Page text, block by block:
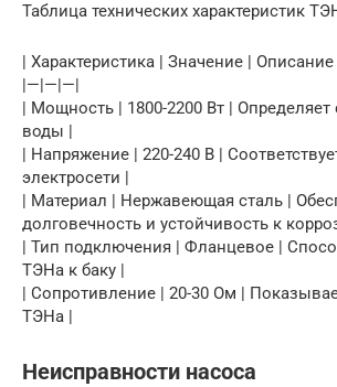
Таблица технических характеристик
| Характеристика | Значение | Описание
|—|—|—|
| Мощность | 1800-2200 Вт | Определяет
воды |
| Напряжение | 220-240 В |
электросети |
| Материал | Нержавеющая сталь |
долговечность и устойчивость к
| Тип подключения | Фланцевое |
ТЭНа к баку |
| Сопротивление | 20-30 Ом |
ТЭНа |
Неисправности насоса